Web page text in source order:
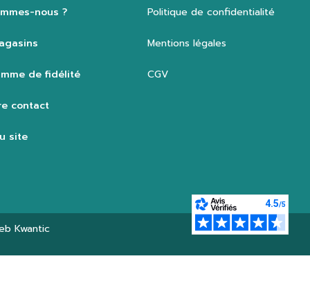
nous ?
de fidélité
contact
site
Politique de confidentialité
Mentions légales
CGV
Kwantic